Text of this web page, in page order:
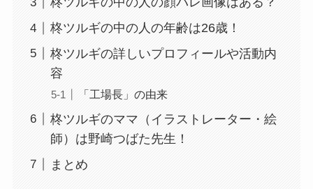
柊ツルギの中の人の年齢は26歳！
柊ツルギの詳しいプロフィールや活動内
容
「工場長」の由来
柊ツルギのママ（イラストレーター・絵
師）は野崎つばた先生！
まとめ